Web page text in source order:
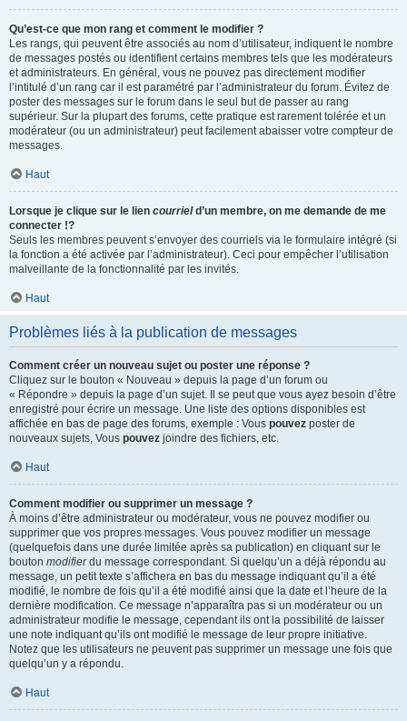
Qu’est-ce que mon rang et comment le modifier ?
Les rangs, qui peuvent être associés au nom d’utilisateur, indiquent le nombre
de messages postés ou identifient certains membres tels que les modérateurs
et administrateurs. En général, vous ne pouvez pas directement modifier
l’intitulé d’un rang car il est paramétré par l’administrateur du forum. Évitez de
poster des messages sur le forum dans le seul but de passer au rang
supérieur. Sur la plupart des forums, cette pratique est rarement tolérée et un
modérateur (ou un administrateur) peut facilement abaisser votre compteur de
messages.
Haut
Lorsque je clique sur le lien courrield’un membre, on me demande de me
connecter !?
Seuls les membres peuvent s’envoyer des courriels via le formulaire intégré (si
la fonction a été activée par l’administrateur). Ceci pour empêcher l’utilisation
malveillante de la fonctionnalité par les invités.
Haut
Problèmes liés à la publication de messages
Comment créer un nouveau sujet ou poster une réponse ?
Cliquez sur le bouton « Nouveau » depuis la page d’un forum ou
« Répondre » depuis la page d’un sujet. Il se peut que vous ayez besoin d’être
enregistré pour écrire un message. Une liste des options disponibles est
affichée en bas de page des forums, exemple : Vous pouvez poster de
nouveaux sujets, Vous pouvez joindre des fichiers, etc.
Haut
Comment modifier ou supprimer un message ?
À moins d’être administrateur ou modérateur, vous ne pouvez modifier ou
supprimer que vos propres messages. Vous pouvez modifier un message
(quelquefois dans une durée limitée après sa publication) en cliquant sur le
bouton modifierdu message correspondant. Si quelqu’un a déjà répondu au
message, un petit texte s’affichera en bas du message indiquant qu’il a été
modifié, le nombre de fois qu’il a été modifié ainsi que la date et l’heure de la
dernière modification. Ce message n’apparaîtra pas si un modérateur ou un
administrateur modifie le message, cependant ils ont la possibilité de laisser
une note indiquant qu’ils ont modifié le message de leur propre initiative.
Notez que les utilisateurs ne peuvent pas supprimer un message une fois que
quelqu’un y a répondu.
Haut